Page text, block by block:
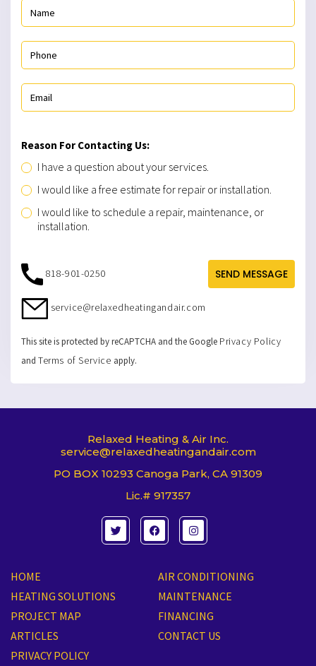
Reason For Contacting Us:
I have a question about your services.
I would like a free estimate for repair or installation.
I would like to schedule a repair, maintenance, or
installation.
SEND MESSAGE
818-901-0250
service@relaxedheatingandair.com
This site is protected by reCAPTCHA and the Google Privacy Policy
and Terms of Service apply.
Relaxed Heating & Air Inc.
service@relaxedheatingandair.com
PO BOX 10293 Canoga Park, CA 91309
Lic.# 917357
T
w
i
F
a
c
o
o
I
n
s
g
r
a
HOME
AIR CONDITIONING
HEATING SOLUTIONS
MAINTENANCE
PROJECT MAP
FINANCING
ARTICLES
CONTACT US
PRIVACY POLICY